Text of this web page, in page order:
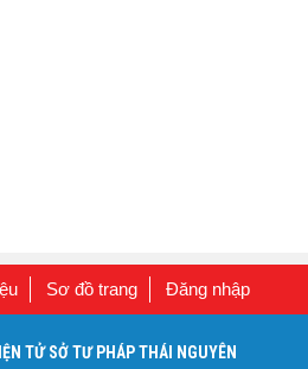
Sơ đồ trang Đăng nhập
TỬ SỞ TƯ PHÁP THÁI NGUYÊN